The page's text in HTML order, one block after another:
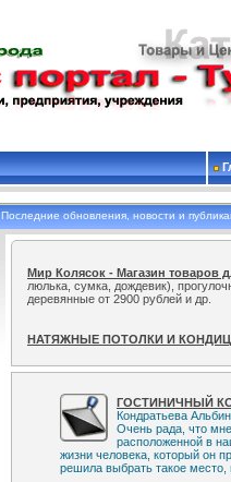
Последние обновления, новости и
Специалист проведет
настроит локальные сети и
Мир Колясок - Магазин товаров
люлька, сумка, дождевик),
деревянные от 2900 рублей и др.
НАТЯЖНЫЕ ПОТОЛКИ И
сложности.
ГОСТИНИЧНЫЙ
Кондратьева
Очень рада, что
расположенной в
жизни человека, который он
решила выбрать такое место,